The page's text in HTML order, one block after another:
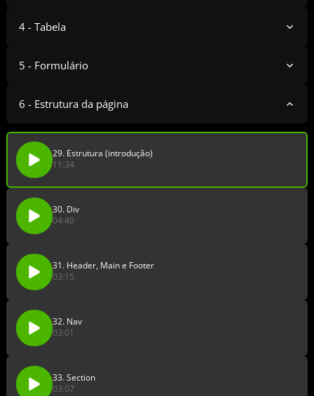
4 - Tabela
5 - Formulário
6 - Estrutura da página
29. Estrutura (introdução)
11:34
30. Div
04:40
31. Header, Main e Footer
03:15
32. Nav
03:01
33. Section
03:07